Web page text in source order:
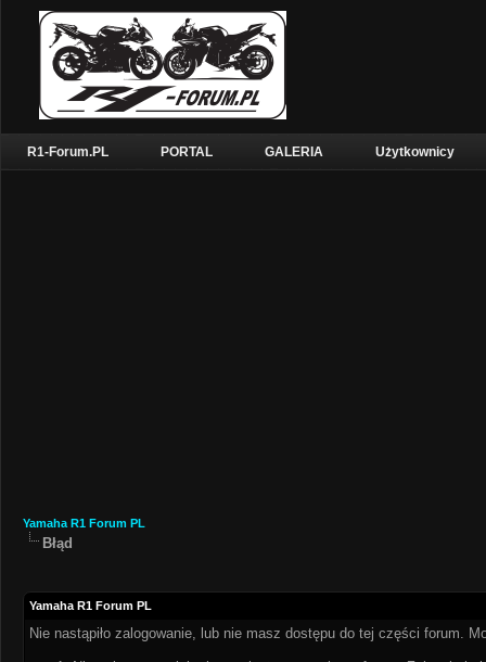
R1-Forum.PL PORTAL GALERIA Użytkownicy
Yamaha R1 Forum PL
Błąd
Yamaha R1 Forum PL
Nie nastąpiło zalogowanie, lub nie masz dostępu do tej części forum.